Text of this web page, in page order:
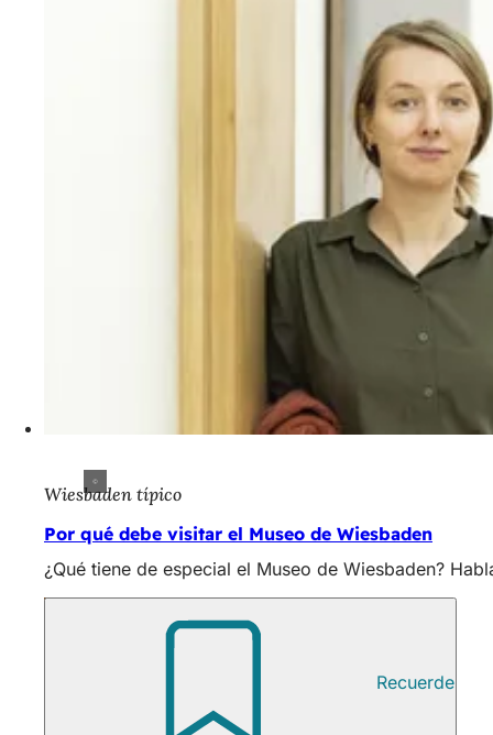
Wiesbaden típico
Por qué debe visitar el Museo de Wiesbaden
¿Qué tiene de especial el Museo de Wiesbaden?
Recuerde